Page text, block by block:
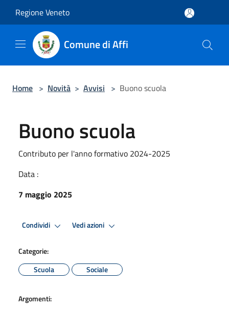
Regione Veneto
Comune di Affi
Home > Novità > Avvisi > Buono scuola
Buono scuola
Contributo per l'anno formativo 2024-2025
Data :
7 maggio 2025
Condividi Vedi azioni
Categorie:
Scuola
Sociale
Argomenti: